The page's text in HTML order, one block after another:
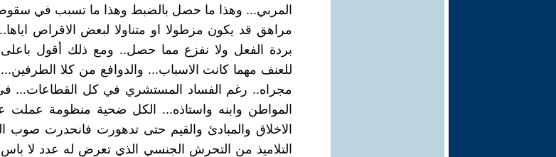
المربي... وهذا ما حصل بالضبط وهذا ما تسبب في
مراهق قد يكون مزطولا او متناولا لبعض الاقراص
بردة الفعل ولا نفزع مما حصل.. ومع ذلك أقول باعلى
للعنف مهما كانت الاسباب... والدوافع من كلا
مجراه.. رغم الفساد المستشري في كل القطاعات...
المواطن وابنه واستاذه... الكل ضحية منظومة عملت
الاخلاق والمبادئ والقيم حتى تدهورت فانحدرت
التلاميذ من التحرش الجنسي الذي تعرض له عدد لا باس